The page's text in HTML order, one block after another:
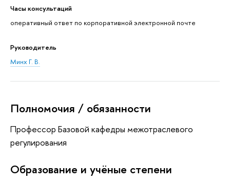
Часы консультаций
оперативный ответ по корпоративной электронной почте
Руководитель
Минх Г. В.
Полномочия / обязанности
Профессор Базовой кафедры межотраслевого
регулирования
Oбразование и учёные степени